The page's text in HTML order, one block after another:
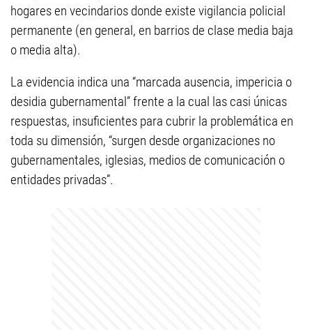
hogares en vecindarios donde existe vigilancia policial
permanente (en general, en barrios de clase media baja
o media alta).
La evidencia indica una “marcada ausencia, impericia o
desidia gubernamental” frente a la cual las casi únicas
respuestas, insuficientes para cubrir la problemática en
toda su dimensión, “surgen desde organizaciones no
gubernamentales, iglesias, medios de comunicación o
entidades privadas”.